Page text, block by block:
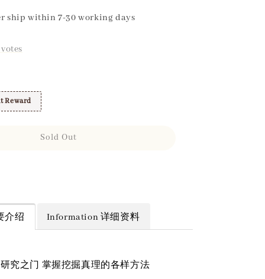
ship within 7-30 working days
Reward
Sold Out
介绍 Information 详细资料
究之门 掌握挖掘真理的各样方法